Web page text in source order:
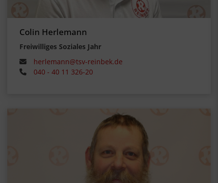
Colin Herlemann
Freiwilliges Soziales Jahr
herlemann@tsv-reinbek.de
040 - 40 11 326-20